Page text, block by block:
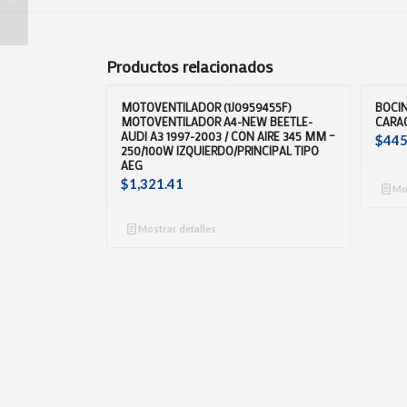
Productos relacionados
MOTOVENTILADOR (1J0959455F)
MOTOVENTILADOR A4-NEW BEETLE-
AUDI A3 1997-2003 / CON AIRE 345 MM –
250/100W IZQUIERDO/PRINCIPAL TIPO
AEG
$1,321.41
Mostrar detalles
$